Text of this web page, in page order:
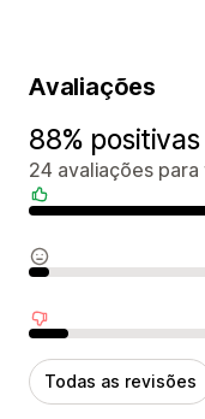
Avaliações
88% positivas
24 avaliações
Todas as revisões